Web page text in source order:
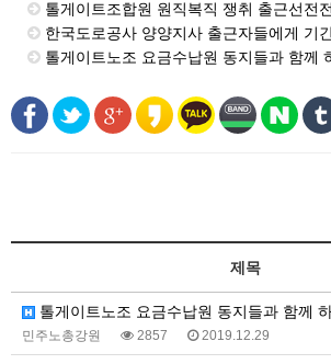
톨게이트조합원 원직복직 쟁취 출근선전
한국도로공사 양양지사 출근자들에게 기간제 계약서 작성 강요, 폭력
톨게이트노조 요금수납원 동지들과 함께 하는 투쟁 지지연대 피켓팅
제목
톨게이트노조 요금수납원 동지들과 함께
민주노총강원 2857 2019.12.29